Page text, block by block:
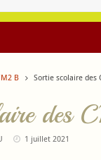
B Sortie scolaire des
des
1 juillet 2021